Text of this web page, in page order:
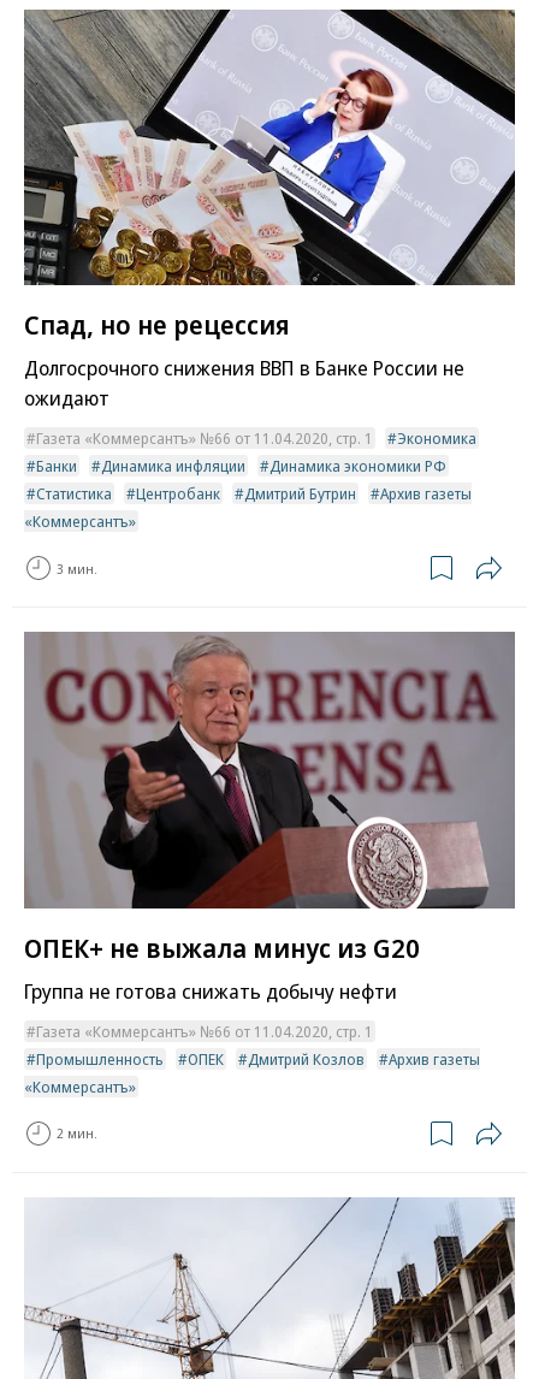
Спад, но не рецессия
Долгосрочного снижения ВВП в Банке России не
ожидают
Газета «Коммерсантъ» №66 от 11.04.2020, стр. 1
Экономика
Банки
Динамика инфляции
Динамика экономики РФ
Статистика
Центробанк Дмитрий Бутрин
Архив газеты
«Коммерсантъ»
3 мин.
ОПЕК+ не выжала минус из G20
Группа не готова снижать добычу нефти
Газета «Коммерсантъ» №66 от 11.04.2020, стр. 1
Промышленность
ОПЕК Дмитрий Козлов
Архив газеты
«Коммерсантъ»
2 мин.